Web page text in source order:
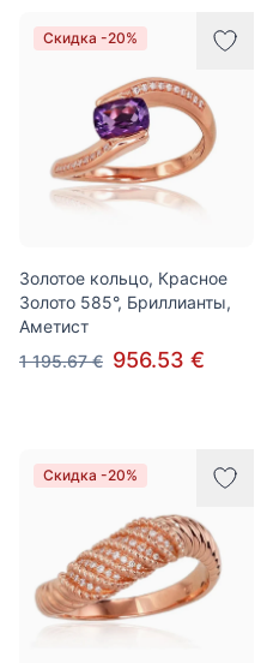
Скидка -20%
Золотое кольцо, Красное
Золото 585°, Бриллианты,
Аметист
1 195.67 € 956.53 €
Скидка -20%